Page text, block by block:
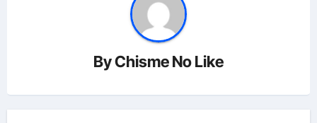
ByChisme No Like